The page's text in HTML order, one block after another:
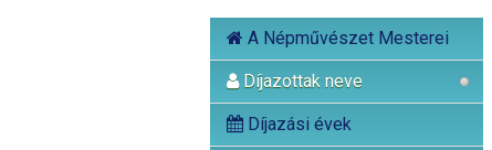
A Népművészet Mesterei
Díjazottak neve
Díjazási évek